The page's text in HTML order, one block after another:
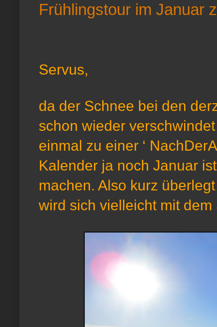
Frühlingstour im Januar
Servus,
da der Schnee bei den
schon wieder
einmal zu einer ‘
Kalender ja noch Januar
machen. Also kurz
wird sich vielleicht mit